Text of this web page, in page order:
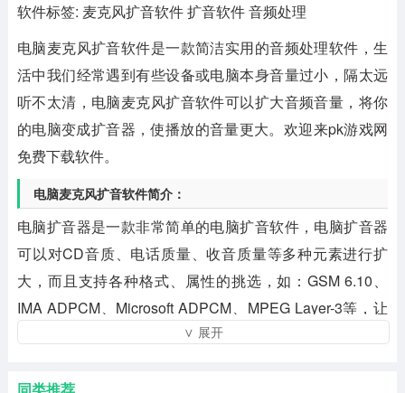
软件标签: 麦克风扩音软件 扩音软件 音频处理
电脑麦克风扩音软件是一款简洁实用的音频处理软件，生
活中我们经常遇到有些设备或电脑本身音量过小，隔太远
听不太清，电脑麦克风扩音软件可以扩大音频音量，将你
的电脑变成扩音器，使播放的音量更大。欢迎来pk游戏网
免费下载软件。
电脑麦克风扩音软件简介：
电脑扩音器是一款非常简单的电脑扩音软件，电脑扩音器
可以对CD音质、电话质量、收音质量等多种元素进行扩
大，而且支持各种格式、属性的挑选，如：GSM 6.10、
IMA ADPCM、Microsoft ADPCM、MPEG Layer-3等，让
你的电脑成为免费音响扩音器。
∨ 展开